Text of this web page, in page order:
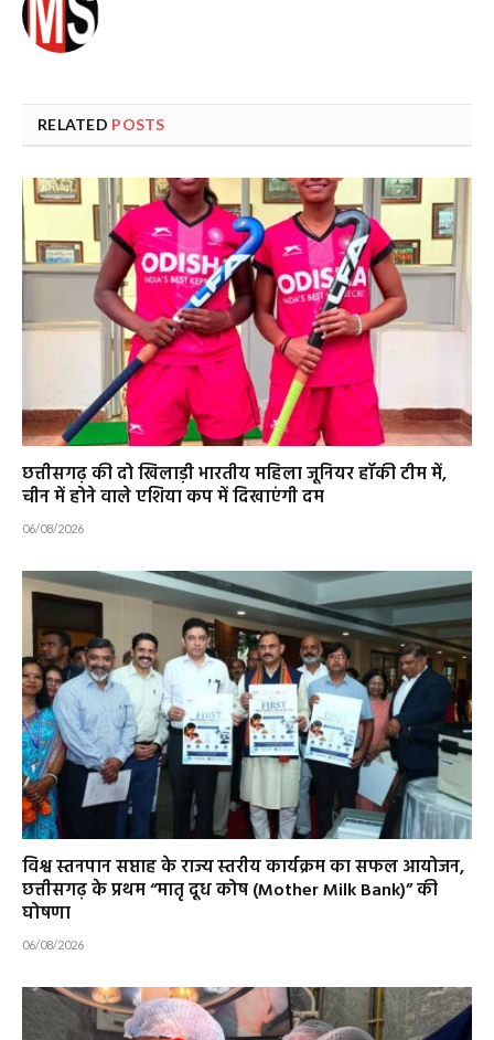
RELATED POSTS
छत्तीसगढ़ की दो खिलाड़ी भारतीय महिला जूनियर हॉकी टीम में,
चीन में होने वाले एशिया कप में दिखाएंगी दम
06/08/2026
विश्व स्तनपान सप्ताह के राज्य स्तरीय कार्यक्रम का सफल आयोजन,
छत्तीसगढ़ के प्रथम “मातृ दूध कोष (Mother Milk Bank)” की
घोषणा
06/08/2026